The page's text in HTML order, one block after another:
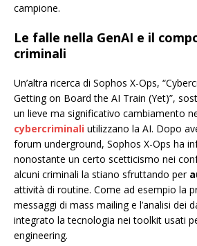
campione.
Le falle nella GenAI e il
criminali
Un’altra ricerca di Sophos X-Ops,
Getting on Board the AI Train (Yet)”,
un lieve ma significativo cambiamento
cybercriminali utilizzano la AI. Dopo
forum underground, Sophos X-Ops ha
nonostante un certo scetticismo nei
alcuni criminali la stiano sfruttando per
attività di routine. Come ad esempio la
messaggi di mass mailing e l’analisi dei
integrato la tecnologia nei toolkit usati
engineering.